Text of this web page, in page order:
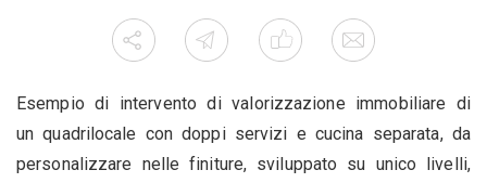
Esempio di intervento di valorizzazione immobiliare di
un quadrilocale con doppi servizi e cucina separata, da
personalizzare nelle finiture, sviluppato su unico livelli,